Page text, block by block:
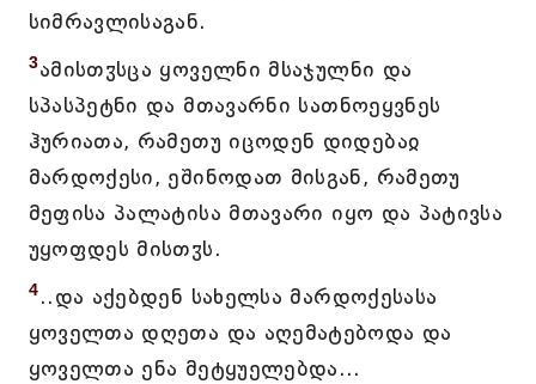
სიმრავლისაგან.
3ამისთჳსცა ყოველნი მსაჯულნი და
სპასპეტნი და მთავარნი სათნოეყვნეს
ჰურიათა, რამეთუ იცოდენ დიდებაჲ
მარდოქესი, ეშინოდათ მისგან, რამეთუ
მეფისა პალატისა მთავარი იყო და პატივსა
უყოფდეს მისთჳს.
4 ..და აქებდენ სახელსა მარდოქესასა
ყოველთა დღეთა და აღემატებოდა და
ყოველთა ენა მეტყუელებდა...